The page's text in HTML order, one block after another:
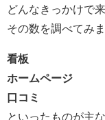
どんなきっかけで
その数を調べてみま
看板
ホームページ
口コミ
といったものが主